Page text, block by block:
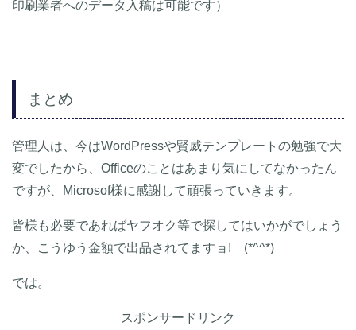
印刷業者へのデータ入稿は可能です）
まとめ
管理人は、今はWordPressや賢威テンプレートの勉強で大
変でしたから、Officeのことはあまり気にしてなかったん
ですが、Microsof様に感謝して頑張っていきます。
皆様も必要であればヤフオク等で探してはいかがでしょう
か、こうゆう金額で出品されてますョ! (*^^*)
では。
スポンサードリンク